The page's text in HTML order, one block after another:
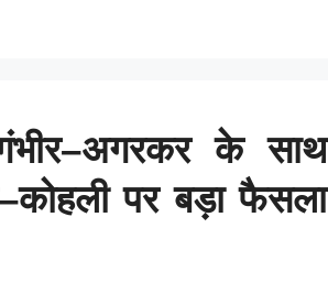
के साथ
पर बड़ा फैसला